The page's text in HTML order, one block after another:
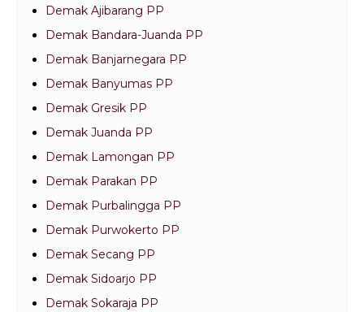
Demak Ajibarang PP
Demak Bandara-Juanda PP
Demak Banjarnegara PP
Demak Banyumas PP
Demak Gresik PP
Demak Juanda PP
Demak Lamongan PP
Demak Parakan PP
Demak Purbalingga PP
Demak Purwokerto PP
Demak Secang PP
Demak Sidoarjo PP
Demak Sokaraja PP